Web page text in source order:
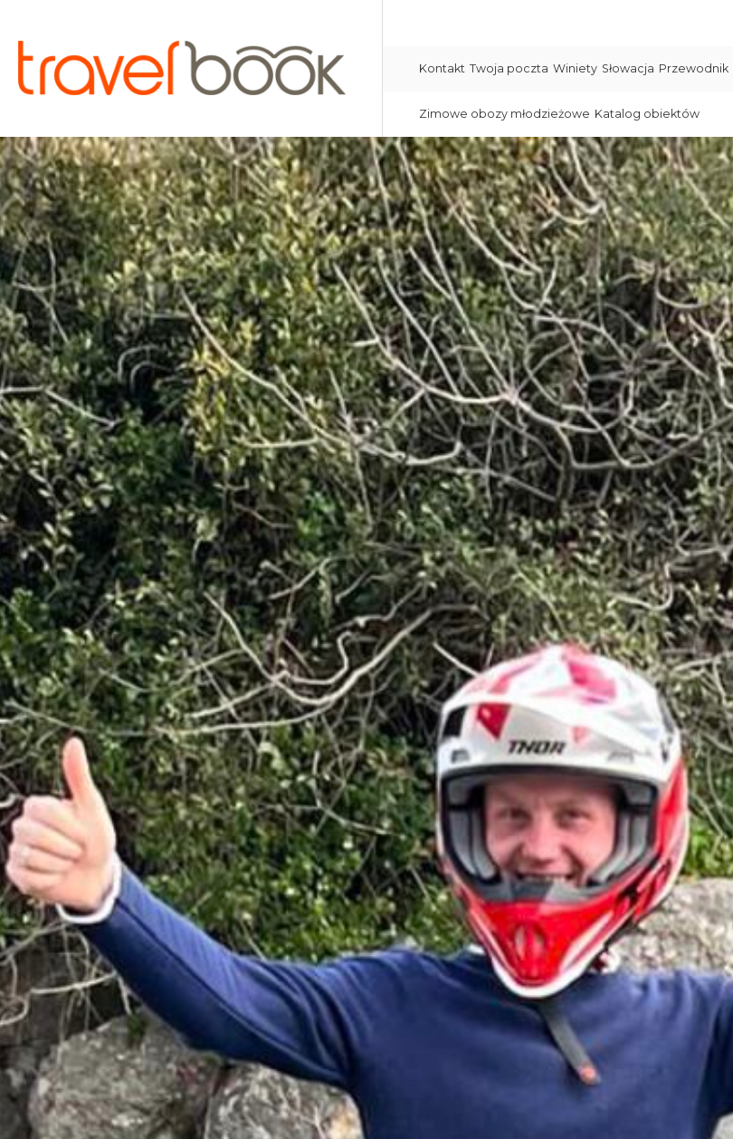
Kontakt Twoja poczta Winiety Słowacja Przewodnik
Zimowe obozy młodzieżowe Katalog obiektów